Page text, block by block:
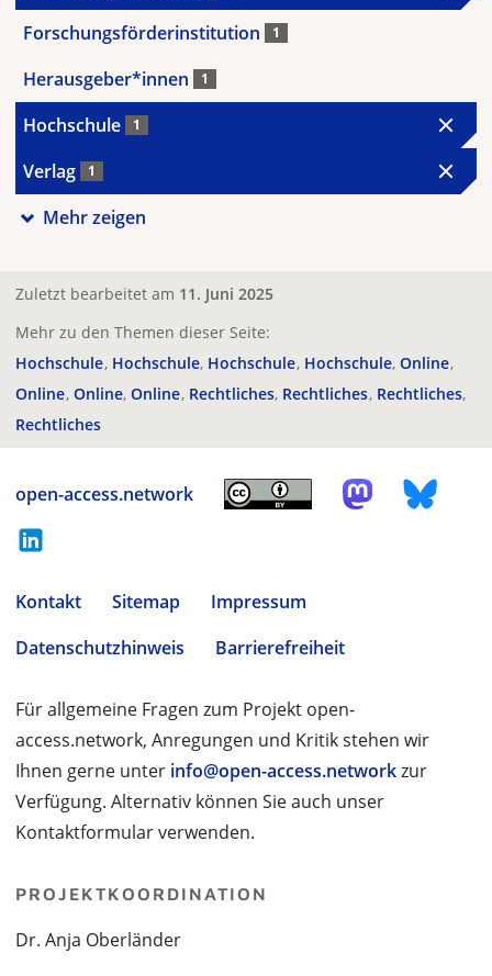
Forschungsförderinstitution 1
Herausgeber*innen 1
Hochschule 1
Verlag 1
Mehr zeigen
Zuletzt bearbeitet am 11. Juni 2025
Mehr zu den Themen dieser Seite:
Hochschule Hochschule Hochschule Hochschule Online
Online Online Online Rechtliches Rechtliches Rechtliches
Rechtliches
open-access.network
Kontakt Sitemap
Impressum
Datenschutzhinweis
Barrierefreiheit
Für allgemeine Fragen zum Projekt open-
access.network, Anregungen und Kritik stehen wir
Ihnen gerne unter info@open-access.networkzur
Verfügung. Alternativ können Sie auch unser
Kontaktformular verwenden.
PROJEKTKOORDINATION
Dr. Anja Oberländer